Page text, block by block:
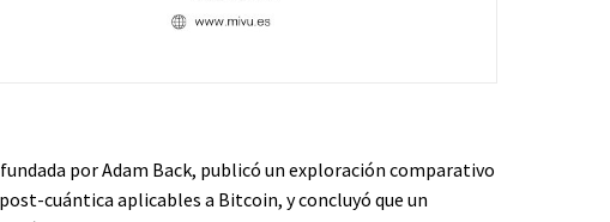
por Adam Back, publicó un exploración comparativo
cuántica aplicables a Bitcoin, y concluyó que un